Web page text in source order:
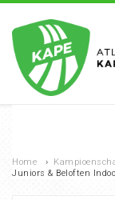
Home ›
Juniors & Beloften